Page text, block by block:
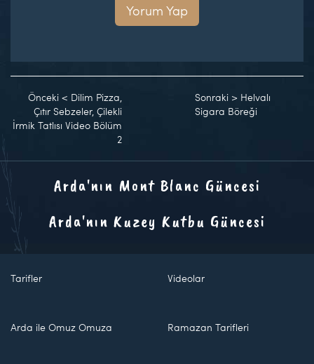
Yorum Yap
Önceki < Dilim Pizza,
Çıtır Sebzeler, Çilekli
İrmik Tatlısı Video Bölüm
2
Sonraki > Helvalı
Sigara Böreği
Arda'nın Mont Blanc Güncesi
Arda'nın Kuzey Kutbu Güncesi
Tarifler Videolar
Arda ile Omuz Omuza Ramazan Tarifleri